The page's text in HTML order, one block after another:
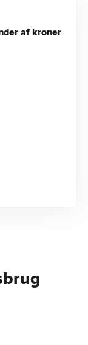
af kroner